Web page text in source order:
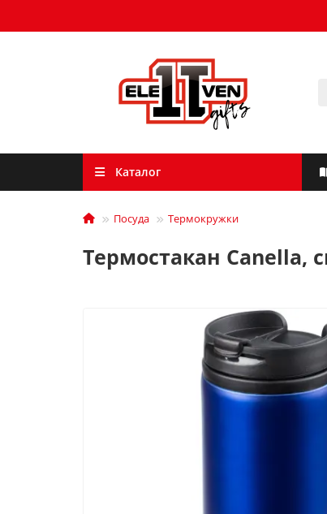
Каталог
Посуда Термокружки
Термостакан Canella,